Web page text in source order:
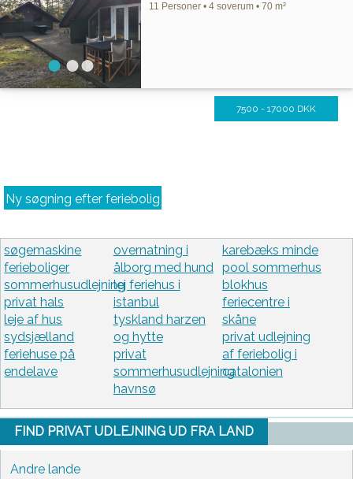
11 Personer • 4 soverum • 70 m²
7500 - 17000 DKK
Ny søgning efter feriebolig
søgemaskine
ferieboliger
sommerhusudlejning
privat hals
leje af hus
sydsjælland
feriehuse på
endelave
overnatning i
ålborg med hund
lej feriehus i
istanbul
tyskland harzen
og hytte
privat
sommerhusudlejning
havnsø
karebæks minde
pool sommerhus
blokhus
feriecentre i
skåne
privat udlejning
af feriebolig i
catalonien
FIND PRIVAT UDLEJNING UD FRA LAND
Andre lande